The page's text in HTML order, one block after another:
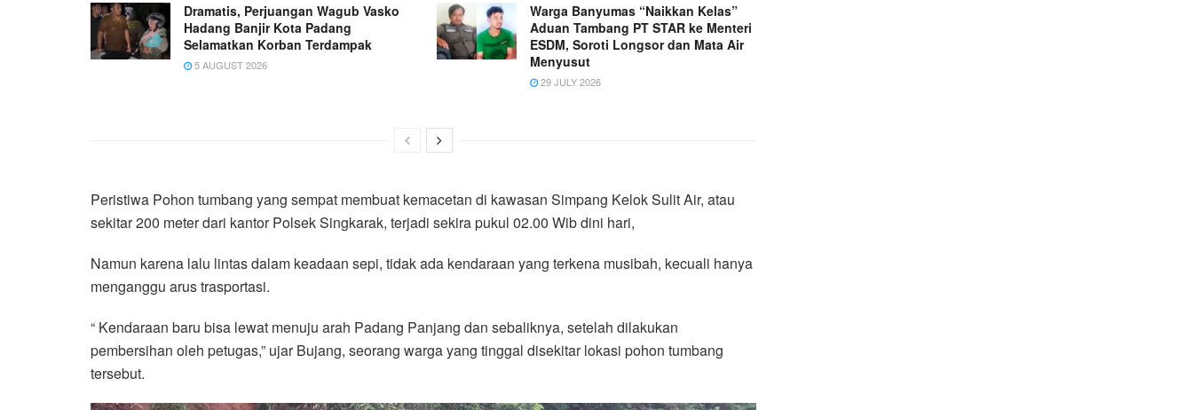
Dramatis, Perjuangan Wagub Vasko
Hadang Banjir Kota Padang
Selamatkan Korban Terdampak
5 AUGUST 2026
Warga Banyumas “Naikkan Kelas”
Aduan Tambang PT STAR ke Menteri
ESDM, Soroti Longsor dan Mata Air
Menyusut
29 JULY 2026
Peristiwa Pohon tumbang yang sempat membuat kemacetan di kawasan Simpang Kelok Sulit Air, atau
sekitar 200 meter dari kantor Polsek Singkarak, terjadi sekira pukul 02.00 Wib dini hari,
Namun karena lalu lintas dalam keadaan sepi, tidak ada kendaraan yang terkena musibah, kecuali hanya
menganggu arus trasportasi.
“ Kendaraan baru bisa lewat menuju arah Padang Panjang dan sebaliknya, setelah dilakukan
pembersihan oleh petugas,” ujar Bujang, seorang warga yang tinggal disekitar lokasi pohon tumbang
tersebut.